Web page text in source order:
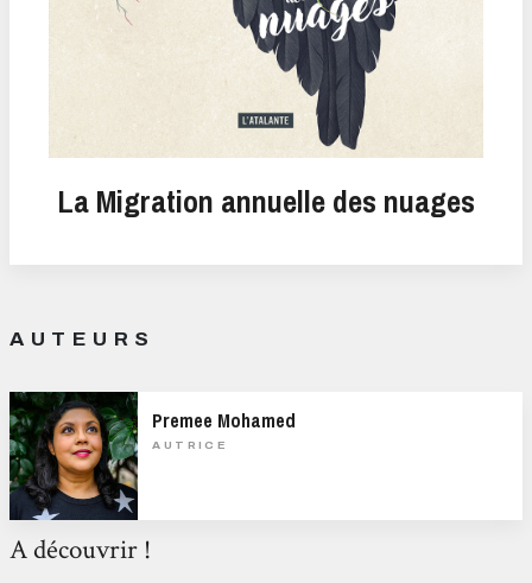
La Migration annuelle des nuages
AUTEURS
Premee Mohamed
AUTRICE
A découvrir !